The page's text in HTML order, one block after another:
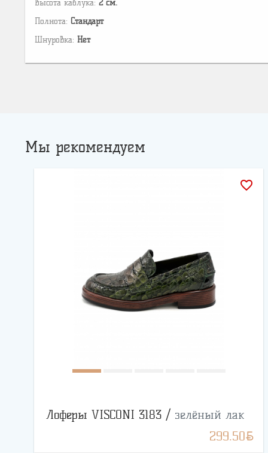
Высота каблука: 2 см.
Полнота: Стандарт
Шнуровка: Нет
Мы рекомендуем
favorite_border
Лоферы VISCONI 3183 / зелёный лак
299.50BYN